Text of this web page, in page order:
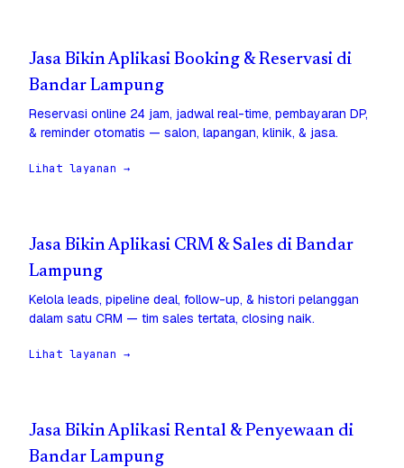
Jasa Bikin Aplikasi Booking & Reservasi di
Bandar Lampung
Reservasi online 24 jam, jadwal real-time, pembayaran DP,
& reminder otomatis — salon, lapangan, klinik, & jasa.
Lihat layanan →
Jasa Bikin Aplikasi CRM & Sales di Bandar
Lampung
Kelola leads, pipeline deal, follow-up, & histori pelanggan
dalam satu CRM — tim sales tertata, closing naik.
Lihat layanan →
Jasa Bikin Aplikasi Rental & Penyewaan di
Bandar Lampung